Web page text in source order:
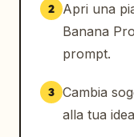
2
Apri una
Banana
prompt.
3 Cambia
alla tua